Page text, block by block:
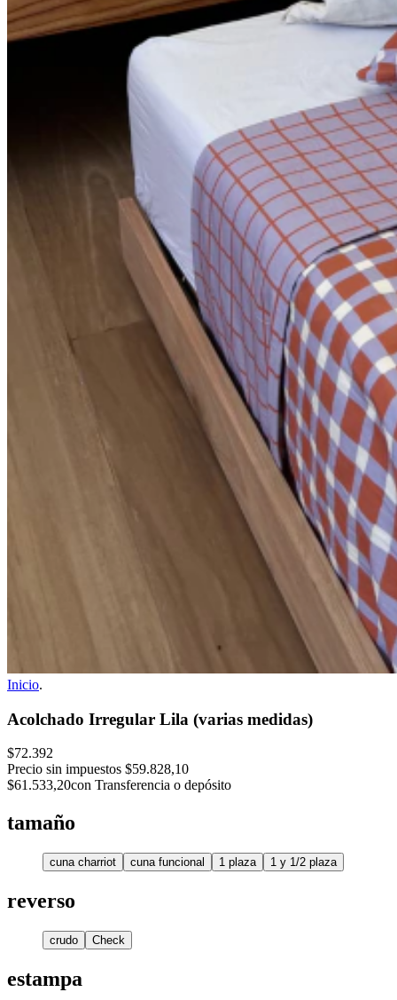
Inicio.
Acolchado Irregular Lila (varias medidas)
$72.392
Precio sin impuestos $59.828,10
$61.533,20con Transferencia o depósito
tamaño
cuna charriot cuna funcional 1 plaza 1 y 1/2 plaza
reverso
crudo Check
estampa